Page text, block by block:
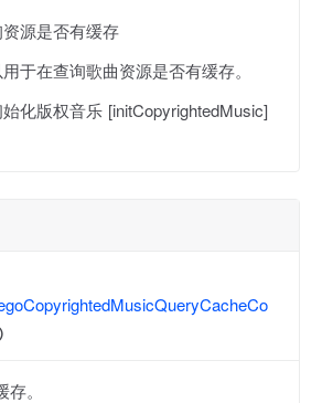
源是否有缓存
于在查询歌曲资源是否有缓存。
化版权音乐 [initCopyrightedMusic]
。